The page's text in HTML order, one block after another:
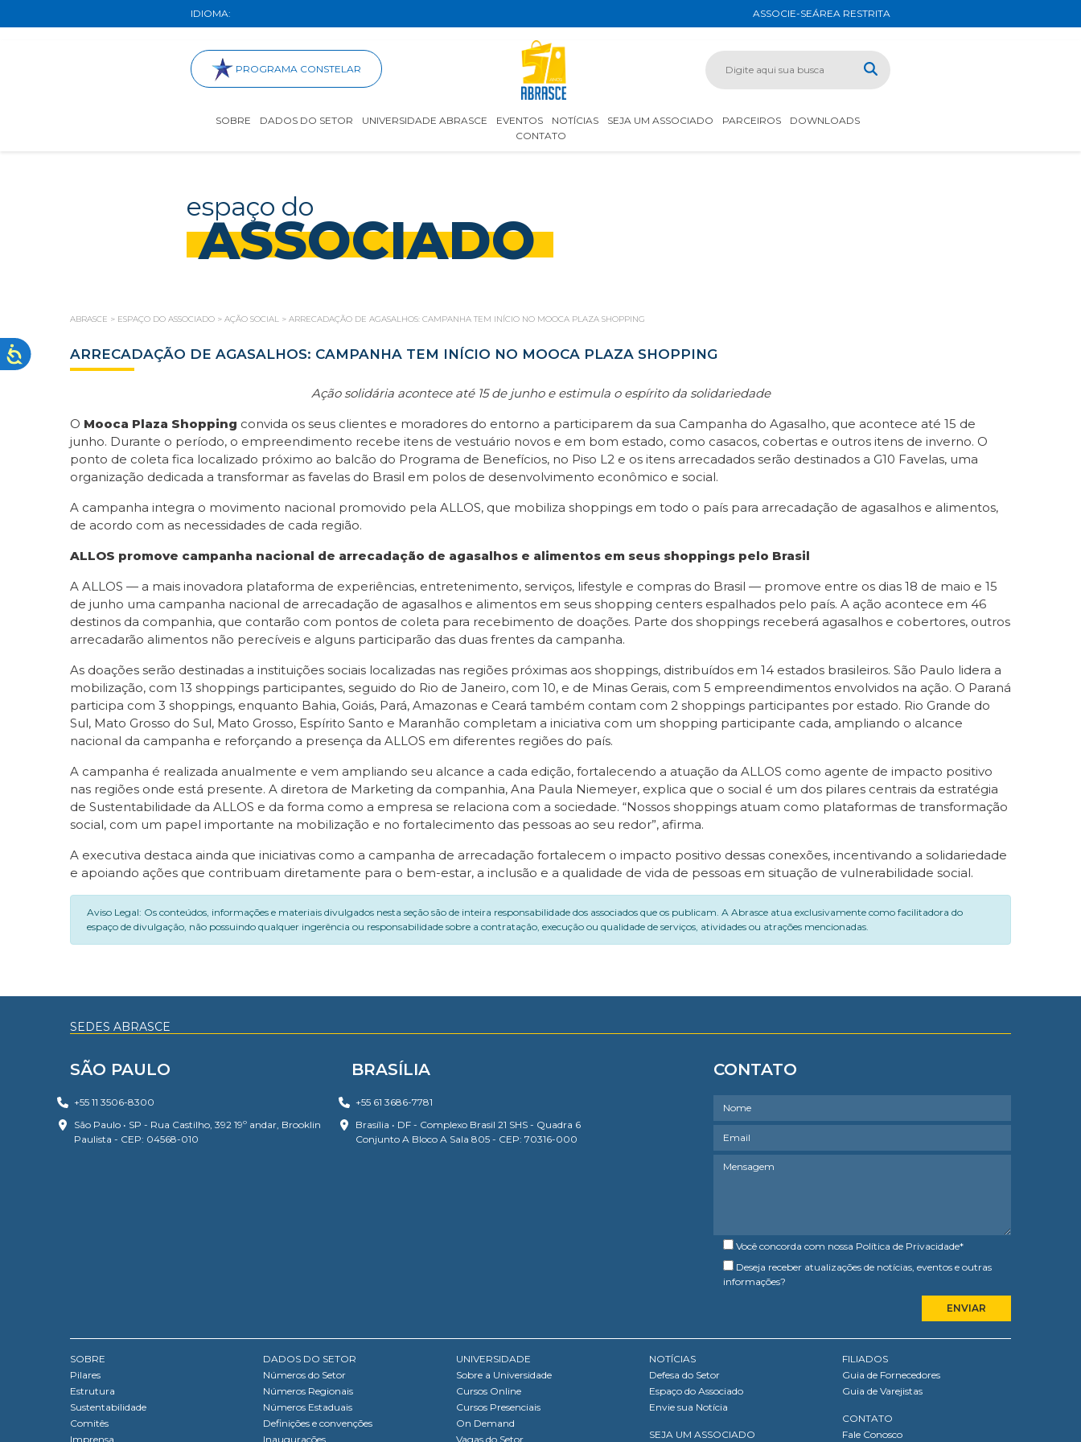
IDIOMA: ASSOCIE-SEÁREA RESTRITA
PROGRAMA CONSTELAR
SOBRE DADOS DO SETOR UNIVERSIDADE ABRASCE EVENTOS NOTÍCIAS SEJA UM ASSOCIADO PARCEIROS
DOWNLOADS
CONTATO
espaço do
ASSOCIADO
ABRASCE > ESPAÇO DO ASSOCIADO > AÇÃO SOCIAL > ARRECADAÇÃO DE AGASALHOS: CAMPANHA TEM INÍCIO NO MOOCA PLAZA SHOPPING
ARRECADAÇÃO DE AGASALHOS: CAMPANHA TEM INÍCIO NO MOOCA PLAZA SHOPPING
Ação solidária acontece até 15 de junho e estimula o espírito da solidariedade
O Mooca Plaza Shopping convida os seus clientes e moradores do entorno a participarem da sua Campanha do Agasalho, que acontece até 15 de
junho. Durante o período, o empreendimento recebe itens de vestuário novos e em bom estado, como casacos, cobertas e outros itens de inverno. O
ponto de coleta fica localizado próximo ao balcão do Programa de Benefícios, no Piso L2 e os itens arrecadados serão destinados a G10 Favelas, uma
organização dedicada a transformar as favelas do Brasil em polos de desenvolvimento econômico e social.
A campanha integra o movimento nacional promovido pela ALLOS, que mobiliza shoppings em todo o país para arrecadação de agasalhos e alimentos,
de acordo com as necessidades de cada região.
ALLOS promove campanha nacional de arrecadação de agasalhos e alimentos em seus shoppings pelo Brasil
A ALLOS — a mais inovadora plataforma de experiências, entretenimento, serviços, lifestyle e compras do Brasil — promove entre os dias 18 de maio e 15
de junho uma campanha nacional de arrecadação de agasalhos e alimentos em seus shopping centers espalhados pelo país. A ação acontece em 46
destinos da companhia, que contarão com pontos de coleta para recebimento de doações. Parte dos shoppings receberá agasalhos e cobertores, outros
arrecadarão alimentos não perecíveis e alguns participarão das duas frentes da campanha.
As doações serão destinadas a instituições sociais localizadas nas regiões próximas aos shoppings, distribuídos em 14 estados brasileiros. São Paulo lidera a
mobilização, com 13 shoppings participantes, seguido do Rio de Janeiro, com 10, e de Minas Gerais, com 5 empreendimentos envolvidos na ação. O Paraná
participa com 3 shoppings, enquanto Bahia, Goiás, Pará, Amazonas e Ceará também contam com 2 shoppings participantes por estado. Rio Grande do
Sul, Mato Grosso do Sul, Mato Grosso, Espírito Santo e Maranhão completam a iniciativa com um shopping participante cada, ampliando o alcance
nacional da campanha e reforçando a presença da ALLOS em diferentes regiões do país.
A campanha é realizada anualmente e vem ampliando seu alcance a cada edição, fortalecendo a atuação da ALLOS como agente de impacto positivo
nas regiões onde está presente. A diretora de Marketing da companhia, Ana Paula Niemeyer, explica que o social é um dos pilares centrais da estratégia
de Sustentabilidade da ALLOS e da forma como a empresa se relaciona com a sociedade. “Nossos shoppings atuam como plataformas de transformação
social, com um papel importante na mobilização e no fortalecimento das pessoas ao seu redor”, afirma.
A executiva destaca ainda que iniciativas como a campanha de arrecadação fortalecem o impacto positivo dessas conexões, incentivando a solidariedade
e apoiando ações que contribuam diretamente para o bem-estar, a inclusão e a qualidade de vida de pessoas em situação de vulnerabilidade social.
Aviso Legal: Os conteúdos, informações e materiais divulgados nesta seção são de inteira responsabilidade dos associados que os publicam. A Abrasce atua exclusivamente como facilitadora do
espaço de divulgação, não possuindo qualquer ingerência ou responsabilidade sobre a contratação, execução ou qualidade de serviços, atividades ou atrações mencionadas.
SEDES ABRASCE
SÃO PAULO
+55 11 3506-8300
São Paulo • SP - Rua Castilho, 392 19º andar, Brooklin
Paulista - CEP: 04568-010
BRASÍLIA
+55 61 3686-7781
Brasília • DF - Complexo Brasil 21 SHS - Quadra 6
Conjunto A Bloco A Sala 805 - CEP: 70316-000
CONTATO
Você concorda com nossa Política de Privacidade*
Deseja receber atualizações de notícias, eventos e outras
informações?
SOBRE
Pilares
Estrutura
Sustentabilidade
Comitês
Imprensa
DADOS DO SETOR
Números do Setor
Números Regionais
Números Estaduais
Definições e convenções
Inaugurações
UNIVERSIDADE
Sobre a Universidade
Cursos Online
Cursos Presenciais
On Demand
Vagas do Setor
NOTÍCIAS
Defesa do Setor
Espaço do Associado
Envie sua Notícia
SEJA UM ASSOCIADO
FILIADOS
Guia de Fornecedores
Guia de Varejistas
CONTATO
Fale Conosco